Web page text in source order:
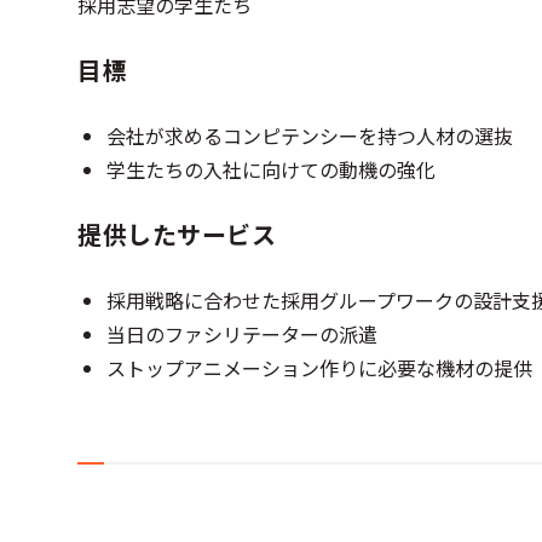
目標
会社が求めるコンピテンシーを持つ人材の選抜
学生たちの入社に向けての動機の強化
提供したサービス
採用戦略に合わせた採用グループワークの設計支
当日のファシリテーターの派遣
ストップアニメーション作りに必要な機材の提供